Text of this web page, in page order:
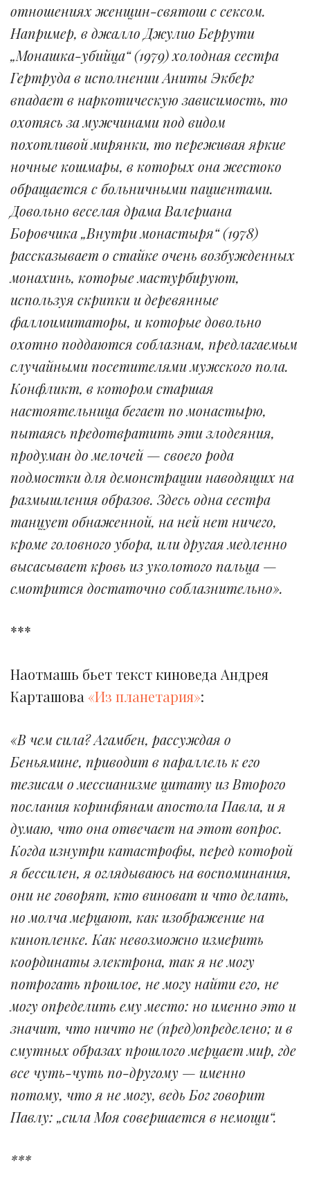
отношениях женщин-святош с сексом.
Например, в джалло Джулио Беррути
„Монашка-убийца“ (1979) холодная сестра
Гертруда в исполнении Аниты Экберг
впадает в наркотическую зависимость, то
охотясь за мужчинами под видом
похотливой мирянки, то переживая яркие
ночные кошмары, в которых она жестоко
обращается с больничными пациентами.
Довольно веселая драма Валериана
Боровчика „Внутри монастыря“ (1978)
рассказывает о стайке очень возбужденных
монахинь, которые мастурбируют,
используя скрипки и деревянные
фаллоимитаторы, и которые довольно
охотно поддаются соблазнам, предлагаемым
случайными посетителями мужского пола.
Конфликт, в котором старшая
настоятельница бегает по монастырю,
пытаясь предотвратить эти злодеяния,
продуман до мелочей — своего рода
подмостки для демонстрации наводящих на
размышления образов. Здесь одна сестра
танцует обнаженной, на ней нет ничего,
кроме головного убора, или другая медленно
высасывает кровь из уколотого пальца —
смотрится достаточно соблазнительно».
***
Наотмашь бьет текст киноведа Андрея
Карташова «Из планетария»:
«В чем сила? Агамбен, рассуждая о
Беньямине, приводит в параллель к его
тезисам о мессианизме цитату из Второго
послания коринфянам апостола Павла, и я
думаю, что она отвечает на этот вопрос.
Когда изнутри катастрофы, перед которой
я бессилен, я оглядываюсь на воспоминания,
они не говорят, кто виноват и что делать,
но молча мерцают, как изображение на
кинопленке. Как невозможно измерить
координаты электрона, так я не могу
потрогать прошлое, не могу найти его, не
могу определить ему место: но именно это и
значит, что ничто не (пред)определено; и в
смутных образах прошлого мерцает мир, где
все чуть-чуть по-другому — именно
потому, что я не могу, ведь Бог говорит
Павлу: „сила Моя совершается в немощи“.
***